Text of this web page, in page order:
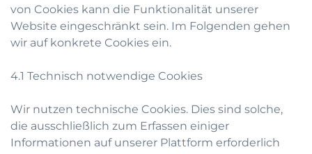
von Cookies kann die Funktionalität unserer
Website eingeschränkt sein. Im Folgenden gehen
wir auf konkrete Cookies ein.
4.1 Technisch notwendige Cookies
Wir nutzen technische Cookies. Dies sind solche,
die ausschließlich zum Erfassen einiger
Informationen auf unserer Plattform erforderlich